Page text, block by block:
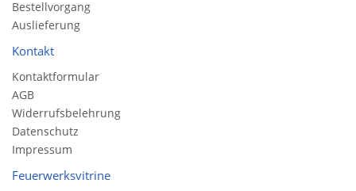
Bestellvorgang
Auslieferung
Kontakt
Kontaktformular
AGB
Widerrufsbelehrung
Datenschutz
Impressum
Feuerwerksvitrine